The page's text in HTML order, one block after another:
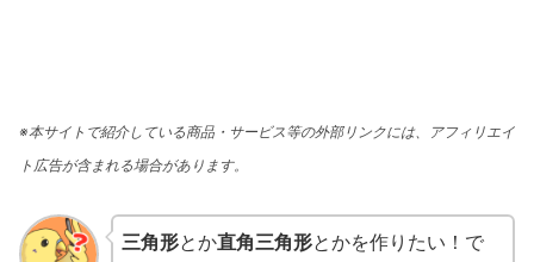
※本サイトで紹介している商品・サービス等の外部リンクには、アフィリエイ
ト広告が含まれる場合があります。
三角形とか直角三角形とかを作りたい！で